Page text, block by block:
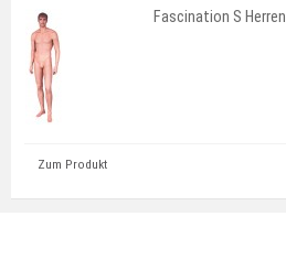
Fascination S Herren
Zum Produkt